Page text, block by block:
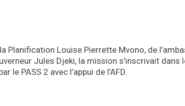
Planification Louise Pierrette Mvono, de
Jules Djeki, la mission s’inscrivait
le PASS 2 avec l’appui de l’AFD.